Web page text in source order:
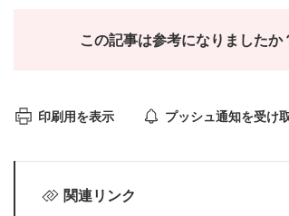
この記事は参考になりましたか
印刷用を表示 プッシュ通知を受け
関連リンク